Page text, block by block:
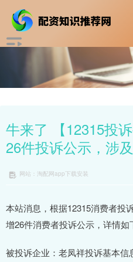
牛来了 【12315投
26件投诉公示，涉
网站：淘配网app下载安装
本站消息，根据12315消费者投
增26件消费者投诉公示，详情如
被投诉企业：老凤祥投诉基本